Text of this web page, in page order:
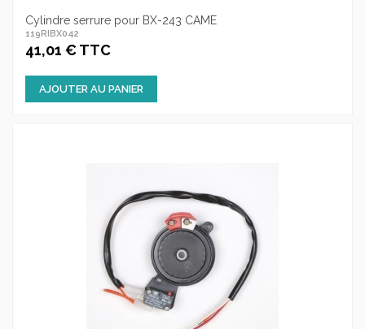
Cylindre serrure pour BX-243 CAME
119RIBX042
41,01 € TTC
AJOUTER AU PANIER